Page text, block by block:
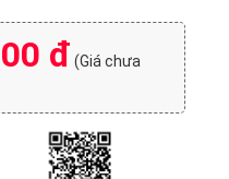
đ (Giá chưa